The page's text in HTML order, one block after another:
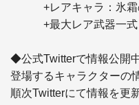
+レアキャラ：氷霜の
+最大レア武器一式（
◆公式Twitterで情報公開中
登場するキャラクターの
順次Twitterにて情報を更